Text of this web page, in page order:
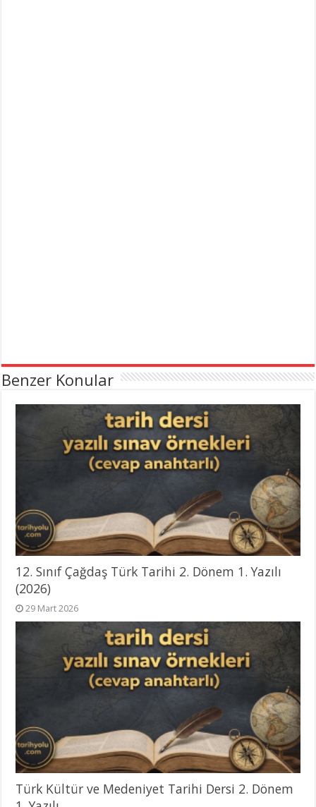
Benzer Konular
12. Sınıf Çağdaş Türk Tarihi 2. Dönem 1. Yazılı
(2026)
29 Mart 2026
Türk Kültür ve Medeniyet Tarihi Dersi 2. Dönem